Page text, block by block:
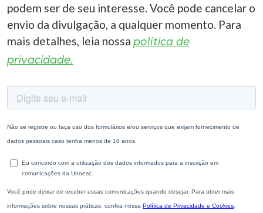
podem ser de seu interesse. Você pode cancelar o
envio da divulgação, a qualquer momento. Para
mais detalhes, leia nossa política de
privacidade.